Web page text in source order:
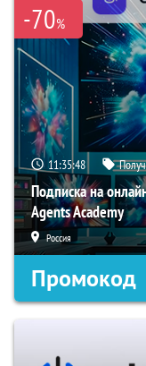
-70%
11:35:47
Подписка на
Agents Academy
Россия
Промокод